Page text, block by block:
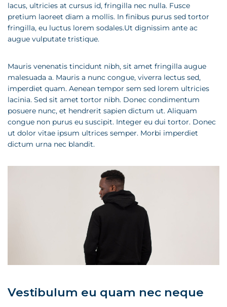
lacus, ultricies at cursus id, fringilla nec nulla. Fusce
pretium laoreet diam a mollis. In finibus purus sed tortor
fringilla, eu luctus lorem sodales.Ut dignissim ante ac
augue vulputate tristique.
Mauris venenatis tincidunt nibh, sit amet fringilla augue
malesuada a. Mauris a nunc congue, viverra lectus sed,
imperdiet quam. Aenean tempor sem sed lorem ultricies
lacinia. Sed sit amet tortor nibh. Donec condimentum
posuere nunc, et hendrerit sapien dictum ut. Aliquam
congue non purus eu suscipit. Integer eu dui tortor. Donec
ut dolor vitae ipsum ultrices semper. Morbi imperdiet
dictum urna nec blandit.
Vestibulum eu quam nec neque